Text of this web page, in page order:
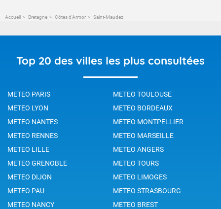
Accueil Bretagne Côtes d'Armor Saint-Maudez
Top 20 des villes les plus consultées
METEO PARIS
METEO TOULOUSE
METEO LYON
METEO BORDEAUX
METEO NANTES
METEO MONTPELLIER
METEO RENNES
METEO MARSEILLE
METEO LILLE
METEO ANGERS
METEO GRENOBLE
METEO TOURS
METEO DIJON
METEO LIMOGES
METEO PAU
METEO STRASBOURG
METEO NANCY
METEO BREST